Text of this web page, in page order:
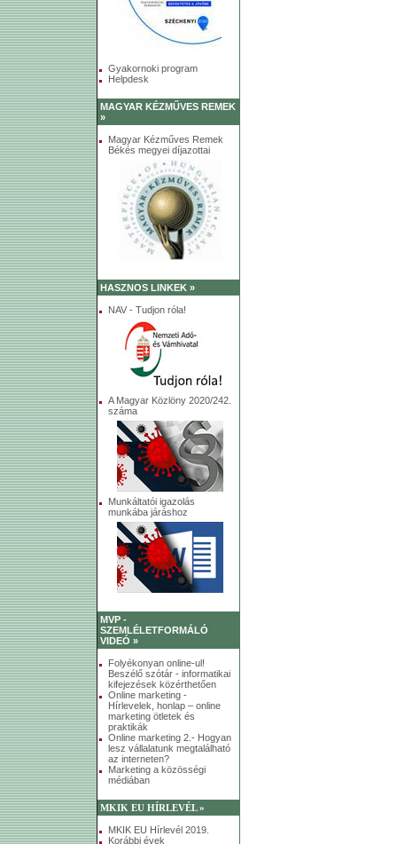
Gyakornoki program
Helpdesk
MAGYAR KÉZMŰVES REMEK
»
Magyar Kézműves Remek
Békés megyei díjazottai
HASZNOS LINKEK »
NAV - Tudjon róla!
A Magyar Közlöny 2020/242.
száma
Munkáltatói igazolás
munkába járáshoz
MVP -
SZEMLÉLETFORMÁLÓ
VIDEÓ »
Folyékonyan online-ul!
Beszélő szótár - informatikai
kifejezések közérthetően
Online marketing -
Hírlevelek, honlap – online
marketing ötletek és
praktikák
Online marketing 2.- Hogyan
lesz vállalatunk megtalálható
az interneten?
Marketing a közösségi
médiában
MKIK EU HÍRLEVÉL »
MKIK EU Hírlevél 2019.
Korábbi évek